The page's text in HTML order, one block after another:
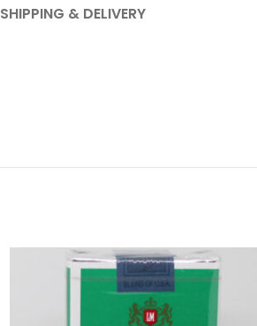
SHIPPING & DELIVERY